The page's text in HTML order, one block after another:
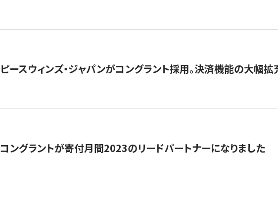
ピースウィンズ・ジャパンがコングラント採用。決済機能の大幅
コングラントが寄付月間2023のリードパートナーになりました